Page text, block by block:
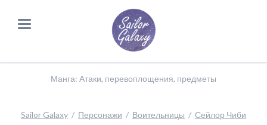
Манга: Атаки, перевоплощения, предметы
Sailor Galaxy Персонажи Воительницы
Сейлор Чиби